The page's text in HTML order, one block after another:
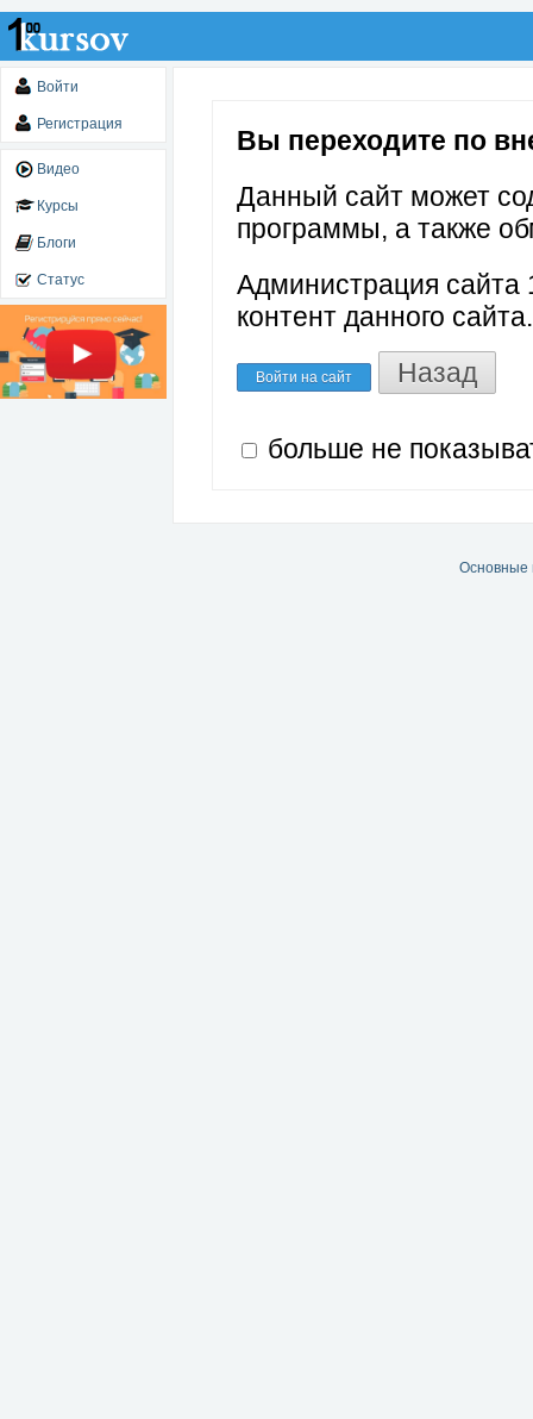
Войти
Регистрация
Видео
Курсы
Блоги
Статус
Вы переходите по
Данный сайт может
программы, а также
Администрация сайта
контент данного сайта.
Войти на сайт Назад
больше не
Основные